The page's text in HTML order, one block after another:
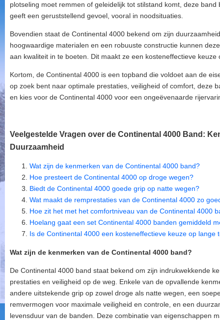
plotseling moet remmen of geleidelijk tot stilstand komt, deze
geeft een geruststellend gevoel, vooral in noodsituaties.
Bovendien staat de Continental 4000 bekend om zijn
hoogwaardige materialen en een robuuste constructie kunnen
aan kwaliteit in te boeten. Dit maakt ze een kosteneffectieve keuze
Kortom, de Continental 4000 is een topband die voldoet aan de
op zoek bent naar optimale prestaties, veiligheid of comfort, deze
en kies voor de Continental 4000 voor een ongeëvenaarde
Veelgestelde Vragen over de Continental 4000 Band:
Duurzaamheid
Wat zijn de kenmerken van de Continental 4000 band?
Hoe presteert de Continental 4000 op droge wegen?
Biedt de Continental 4000 goede grip op natte wegen?
Wat maakt de remprestaties van de Continental 4000 zo
Hoe zit het met het comfortniveau van de Continental 4000
Hoelang gaat een set Continental 4000 banden gemiddeld
Is de Continental 4000 een kosteneffectieve keuze op lange
Wat zijn de kenmerken van de Continental 4000 band?
De Continental 4000 band staat bekend om zijn indrukwekkende
prestaties en veiligheid op de weg. Enkele van de opvallende
andere uitstekende grip op zowel droge als natte wegen, een
remvermogen voor maximale veiligheid en controle, en een
levensduur van de banden. Deze combinatie van eigenschappen